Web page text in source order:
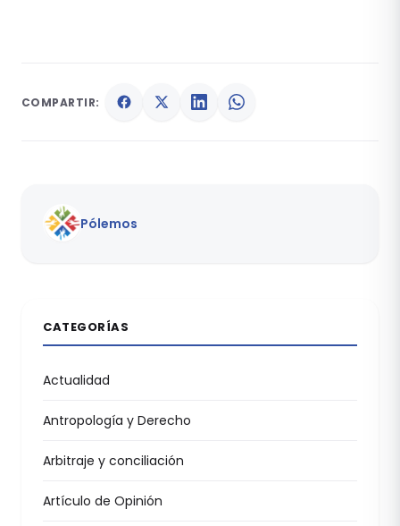
COMPARTIR:
Pólemos
CATEGORÍAS
Actualidad
Antropología y Derecho
Arbitraje y conciliación
Artículo de Opinión